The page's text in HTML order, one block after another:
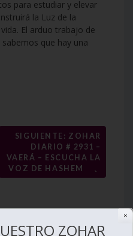
para estudiar y elevar
la Luz de la
El arduo trabajo de
que hay una
SIGUIENTE: ZOHAR
DIARIO # 2931 –
VAERÁ – ESCUCHA LA
VOZ DE HASHEM
→
✕
ZOHAR